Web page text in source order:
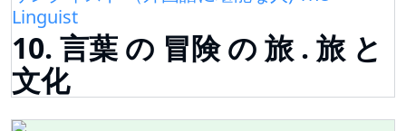
Linguist
10. 言葉 の 冒険 の 旅 . 旅 と
文化